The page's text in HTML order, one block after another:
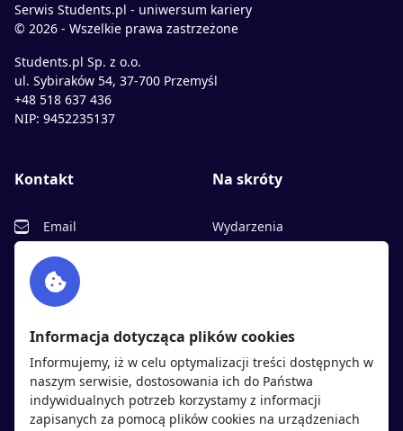
Serwis Students.pl - uniwersum kariery
© 2026 - Wszelkie prawa zastrzeżone
Students.pl Sp. z o.o.
ul. Sybiraków 54, 37-700 Przemyśl
+48 518 637 436
NIP: 9452235137
Kontakt
Email
Facebook
Twitter
Na skróty
Wydarzenia
Polityka cookies
Polityka prywatności
Kandydaci Pracodawcy
Informacja dotycząca plików cookies
Informujemy, iż w celu optymalizacji treści dostępnych w
naszym serwisie, dostosowania ich do Państwa
indywidualnych potrzeb korzystamy z informacji
zapisanych za pomocą plików cookies na urządzeniach